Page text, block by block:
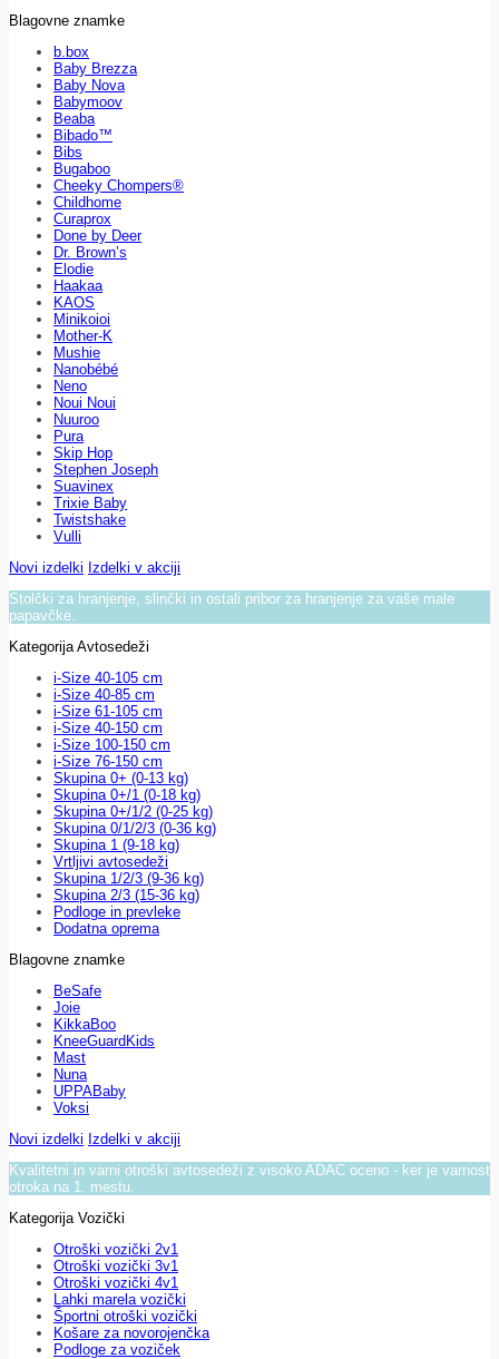
Blagovne znamke
b.box
Baby Brezza
Baby Nova
Babymoov
Beaba
Bibado™
Bibs
Bugaboo
Cheeky Chompers®
Childhome
Curaprox
Done by Deer
Dr. Brown’s
Elodie
Haakaa
KAOS
Minikoioi
Mother-K
Mushie
Nanobébé
Neno
Noui Noui
Nuuroo
Pura
Skip Hop
Stephen Joseph
Suavinex
Trixie Baby
Twistshake
Vulli
Novi izdelki Izdelki v akciji
Stolčki za hranjenje, slinčki in ostali pribor za hranjenje za vaše male
papavčke.
Kategorija Avtosedeži
i-Size 40-105 cm
i-Size 40-85 cm
i-Size 61-105 cm
i-Size 40-150 cm
i-Size 100-150 cm
i-Size 76-150 cm
Skupina 0+ (0-13 kg)
Skupina 0+/1 (0-18 kg)
Skupina 0+/1/2 (0-25 kg)
Skupina 0/1/2/3 (0-36 kg)
Skupina 1 (9-18 kg)
Vrtljivi avtosedeži
Skupina 1/2/3 (9-36 kg)
Skupina 2/3 (15-36 kg)
Podloge in prevleke
Dodatna oprema
Blagovne znamke
BeSafe
Joie
KikkaBoo
KneeGuardKids
Mast
Nuna
UPPABaby
Voksi
Novi izdelki Izdelki v akciji
Kvalitetni in varni otroški avtosedeži z visoko ADAC oceno - ker je varnost
otroka na 1. mestu.
Kategorija Vozički
Otroški vozički 2v1
Otroški vozički 3v1
Otroški vozički 4v1
Lahki marela vozički
Športni otroški vozički
Košare za novorojenčka
Podloge za voziček